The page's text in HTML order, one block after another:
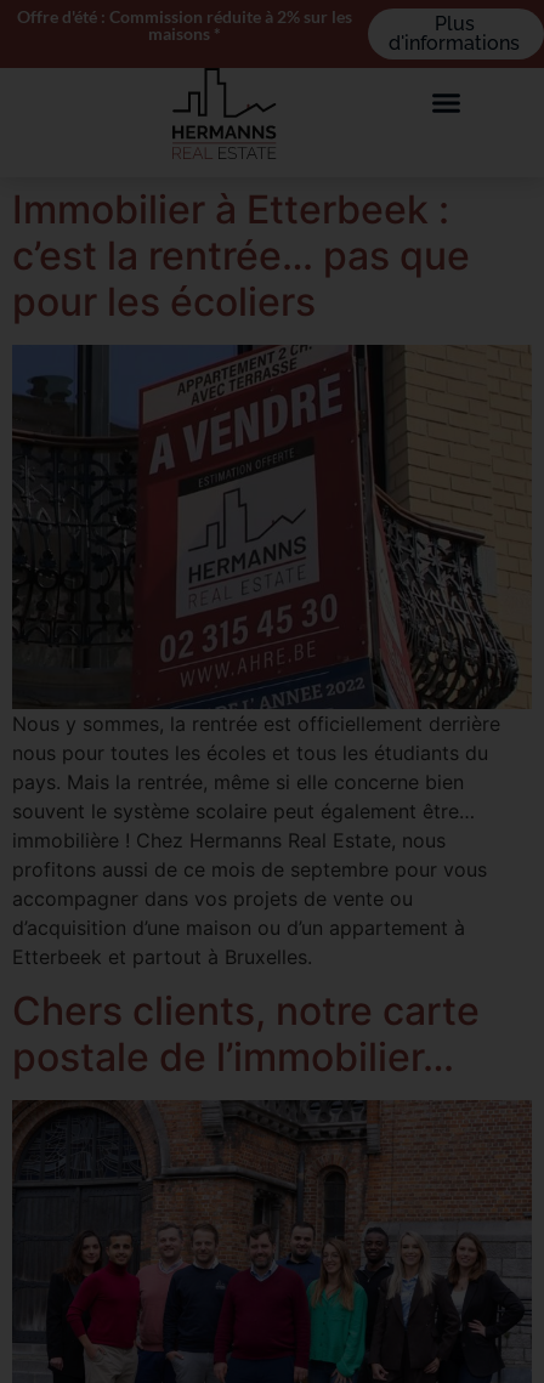
Offre d'été : Commission réduite à 2% sur les
maisons *
Plus
d'informations
Immobilier à Etterbeek :
c’est la rentrée… pas que
pour les écoliers
Nous y sommes, la rentrée est officiellement derrière
nous pour toutes les écoles et tous les étudiants du
pays. Mais la rentrée, même si elle concerne bien
souvent le système scolaire peut également être…
immobilière ! Chez Hermanns Real Estate, nous
profitons aussi de ce mois de septembre pour vous
accompagner dans vos projets de vente ou
d’acquisition d’une maison ou d’un appartement à
Etterbeek et partout à Bruxelles.
Chers clients, notre carte
postale de l’immobilier…